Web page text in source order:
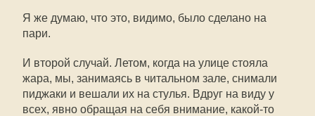
Я же думаю, что это, видимо, было сделано на
пари.
И второй случай. Летом, когда на улице стояла
жара, мы, занимаясь в читальном зале, снимали
пиджаки и вешали их на стулья. Вдруг на виду у
всех, явно обращая на себя внимание, какой-то